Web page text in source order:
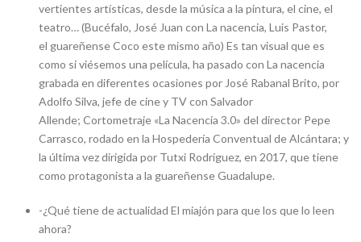
vertientes artísticas, desde la música a la pintura, el cine, el
teatro… (Bucéfalo, José Juan con La nacencia, Luis Pastor,
el guareñense Coco este mismo año) Es tan visual que es
como si viésemos una película, ha pasado con La nacencia
grabada en diferentes ocasiones por José Rabanal Brito, por
Adolfo Silva, jefe de cine y TV con Salvador
Allende; Cortometraje «La Nacencia 3.0» del director Pepe
Carrasco, rodado en la Hospedería Conventual de Alcántara; y
la última vez dirigida por Tutxi Rodríguez, en 2017, que tiene
como protagonista a la guareñense Guadalupe.
-¿Qué tiene de actualidad El miajón para que los que lo leen
ahora?